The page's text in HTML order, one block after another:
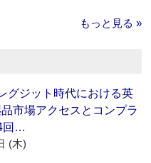
もっと見る »
グジット時代における英
市場アクセスとコンプラ
回…
(木)